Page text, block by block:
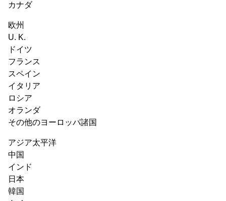
カナダ
欧州
U. K.
ドイツ
フランス
スペイン
イタリア
ロシア
オランダ
その他のヨーロッパ諸国
アジア太平洋
中国
インド
日本
韓国